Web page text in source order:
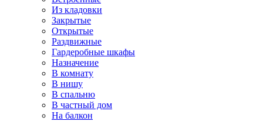
Из кладовки
Закрытые
Открытые
Раздвижные
Гардеробные шкафы
Назначение
В комнату
В нишу
В спальню
В частный дом
На балкон